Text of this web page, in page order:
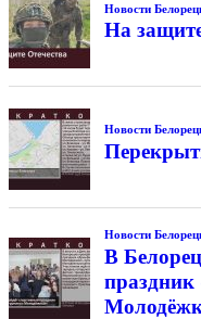
Новости
На
Новости
Новости
В
праздник